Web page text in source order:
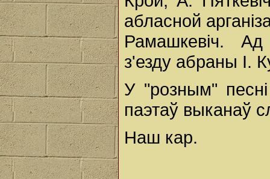
абласной
Рамашкевіч. Ад
з'езду абраны І.
У "розным"
паэтаў выканаў
Наш кар.